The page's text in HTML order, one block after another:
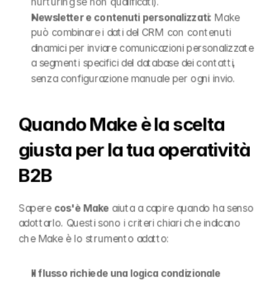
Newsletter e contenuti personalizzati: Make
può combinare i dati del CRM con contenuti
dinamici per inviare comunicazioni personalizzate
a segmenti specifici del database dei contatti,
senza configurazione manuale per ogni invio.
Quando Make è la scelta
giusta per la tua operatività
B2B
Sapere cos'è Make aiuta a capire quando ha senso
adottarlo. Questi sono i criteri chiari che indicano
che Make è lo strumento adatto:
Il flusso richiede una logica condizionale